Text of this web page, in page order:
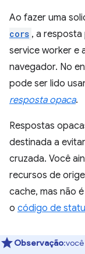
Ao fazer uma
cors , a resposta
service worker e
navegador. No
pode ser lido
resposta opaca.
Respostas
destinada a
cruzada. Você
recursos de
cache, mas não
o código de
Observação